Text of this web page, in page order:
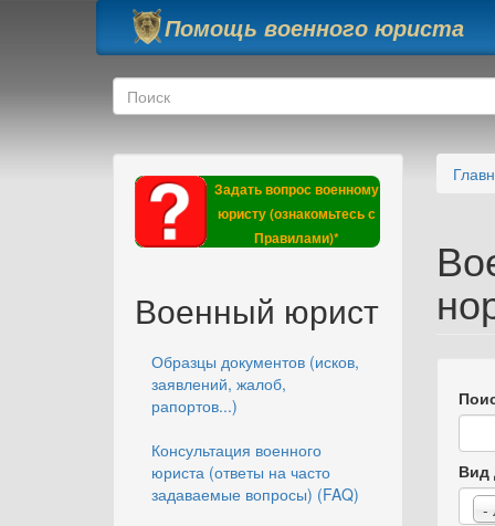
Перейти к основному содержанию
Помощь военного юриста
Форма поиска
Поиск
Задать вопрос военному
юристу (ознакомьтесь с
Правилами)*
Военный юрист
Образцы документов (исков,
заявлений, жалоб,
рапортов...)
Консультация военного
юриста (ответы на часто
задаваемые вопросы) (FAQ)
Вид
-